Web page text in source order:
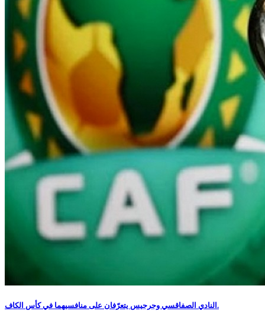
النادي الصفاقسي وجرجيس يتعرّفان على منافسيهما في كأس الكاف.